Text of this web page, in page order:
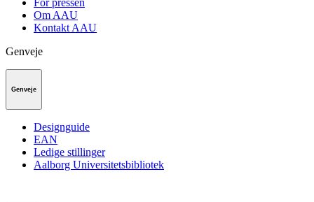
For pressen
Om AAU
Kontakt AAU
Genveje
Genveje
Designguide
EAN
Ledige stillinger
Aalborg Universitetsbibliotek